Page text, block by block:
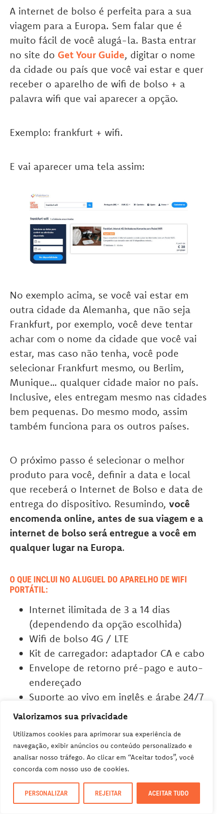
Valorizamos sua privacidade
Utilizamos cookies para aprimorar sua experiência de
navegação, exibir anúncios ou conteúdo personalizado e
analisar nosso tráfego. Ao clicar em “Aceitar todos”, você
concorda com nosso uso de cookies.
PERSONALIZAR REJEITAR ACEITAR TUDO
A internet de bolso é perfeita para a sua
viagem para a Europa. Sem falar que é
muito fácil de você alugá-la. Basta entrar
no site do Get Your Guide, digitar o nome
da cidade ou país que você vai estar e quer
receber o aparelho de wifi de bolso + a
palavra wifi que vai aparecer a opção.
Exemplo: frankfurt + wifi.
E vai aparecer uma tela assim:
No exemplo acima, se você vai estar em
outra cidade da Alemanha, que não seja
Frankfurt, por exemplo, você deve tentar
achar com o nome da cidade que você vai
estar, mas caso não tenha, você pode
selecionar Frankfurt mesmo, ou Berlim,
Munique… qualquer cidade maior no país.
Inclusive, eles entregam mesmo nas cidades
bem pequenas. Do mesmo modo, assim
também funciona para os outros países.
O próximo passo é selecionar o melhor
produto para você, definir a data e local
que receberá o Internet de Bolso e data de
entrega do dispositivo. Resumindo, você
encomenda online, antes de sua viagem e a
internet de bolso será entregue a você em
qualquer lugar na Europa.
O QUE INCLUI NO ALUGUEL DO APARELHO DE WIFI
PORTÁTIL:
Internet ilimitada de 3 a 14 dias
(dependendo da opção escolhida)
Wifi de bolso 4G / LTE
Kit de carregador: adaptador CA e cabo
Envelope de retorno pré-pago e auto-
endereçado
Suporte ao vivo em inglês e árabe 24/7
Envio de e para o seu alojamento na
É ou não é uma tremenda opção para não
ficar sem internet durante sua viagem?
Então, não perca tempo e alugue já o seu!